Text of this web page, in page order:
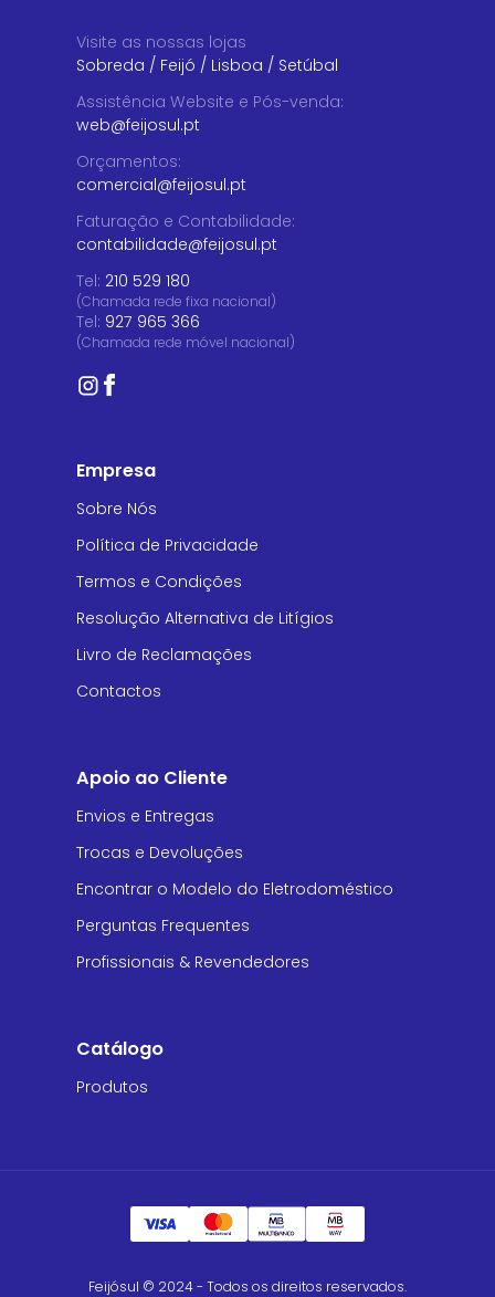
Visite as nossas lojas
Sobreda / Feijó / Lisboa / Setúbal
Assistência Website e Pós-venda:
web@feijosul.pt
Orçamentos:
comercial@feijosul.pt
Faturação e Contabilidade:
contabilidade@feijosul.pt
Tel: 210 529 180
(Chamada rede fixa nacional)
Tel: 927 965 366
(Chamada rede móvel nacional)
Empresa
Sobre Nós
Política de Privacidade
Termos e Condições
Resolução Alternativa de Litígios
Livro de Reclamações
Contactos
Apoio ao Cliente
Envios e Entregas
Trocas e Devoluções
Encontrar o Modelo do Eletrodoméstico
Perguntas Frequentes
Profissionais & Revendedores
Catálogo
Produtos
Feijósul © 2024 - Todos os direitos reservados.